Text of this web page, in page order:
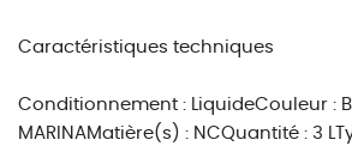
Caractéristiques techniques
Conditionnement : LiquideCouleur :
MARINAMatière(s) : NCQuantité : 3